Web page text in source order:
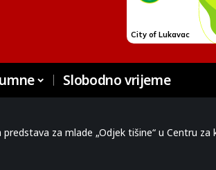
Slobodno vrijeme
predstava za mlade „Odjek tišine“ u Centru za